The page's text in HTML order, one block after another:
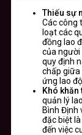
Thiếu sự
Các công
loạt các
đồng lao
của người
quy định
chấp giữa
ứng lao
Khó
quản lý
Bình Định
đặc biệt
đến việc